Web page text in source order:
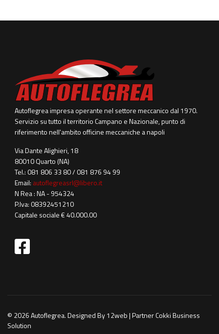
Autoflegrea impresa operante nel settore meccanico dal 1970.
Servizio su tutto il territorio Campano e Nazionale, punto di
riferimento nell'ambito officine meccaniche a napoli
Via Dante Alighieri, 18
80010 Quarto (NA)
Tel.: 081 806 33 80 / 081 876 94 99
Email: autoflegreasrl@libero.it
N Rea : NA - 954324
P.Iva: 08392451210
Capitale sociale € 40.000.00
© 2026 Autoflegrea. Designed By 12web | Partner Cokki Business
Solution